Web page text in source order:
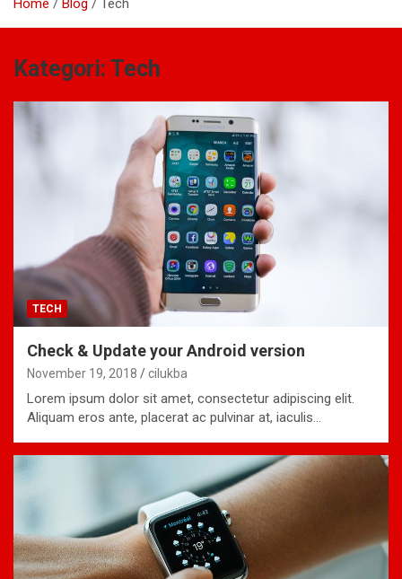
Home Blog Tech
Kategori: Tech
TECH
Check & Update your Android version
November 19, 2018 cilukba
Lorem ipsum dolor sit amet, consectetur adipiscing elit.
Aliquam eros ante, placerat ac pulvinar at, iaculis…